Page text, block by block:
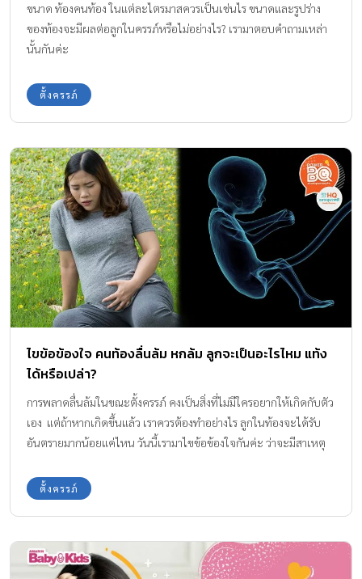
ขนาด ท้องคนท้อง ในแต่ละไตรมาสควรเป็นเช่นไร ขนาดและรูปร่าง
ของท้องจะมีผลต่อลูกในครรภ์หรือไม่อย่างไร? เรามาตอบคำถามเหล่า
นั้นกันค่ะ
ตั้งครรภ์
ไขข้อข้องใจ คนท้องลื่นล้ม หกล้ม ลูกจะเป็นอะไรไหม แท้ง
ได้หรือเปล่า?
การพลาดลื่นล้มในขณะตั้งครรภ์ คงเป็นสิ่งที่ไม่มีใครอยากให้เกิดกับตัว
เอง แต่ถ้าหากเกิดขึ้นแล้ว เราควรต้องทำอย่างไร ลูกในท้องจะได้รับ
อันตรายมากน้อยแค่ไหน วันนี้เรามาไขข้อข้องใจกันค่ะ ว่าจะมีสาเหตุ
การที่คนท้องลื่นล้มค่ะ
ตั้งครรภ์